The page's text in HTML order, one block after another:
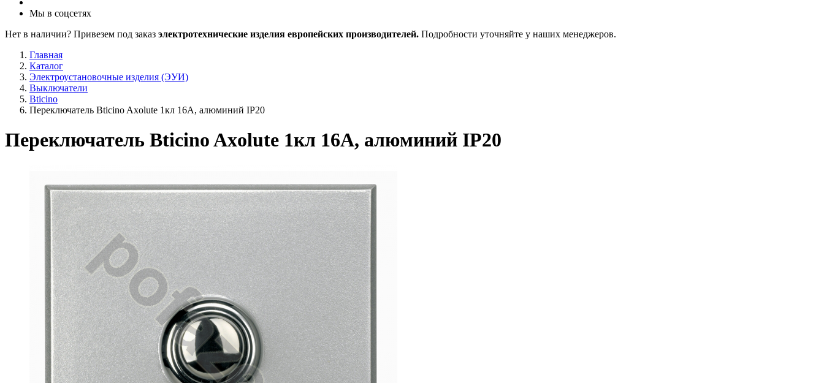
Мы в соцсетях
Нет в наличии? Привезем под заказ электротехнические изделия европейских производителей. Подробности уточняйте у наших менеджеров.
Главная
Каталог
Электроустановочные изделия (ЭУИ)
Выключатели
Bticino
Переключатель Bticino Axolute 1кл 16А, алюминий IP20
Переключатель Bticino Axolute 1кл 16А, алюминий IP20